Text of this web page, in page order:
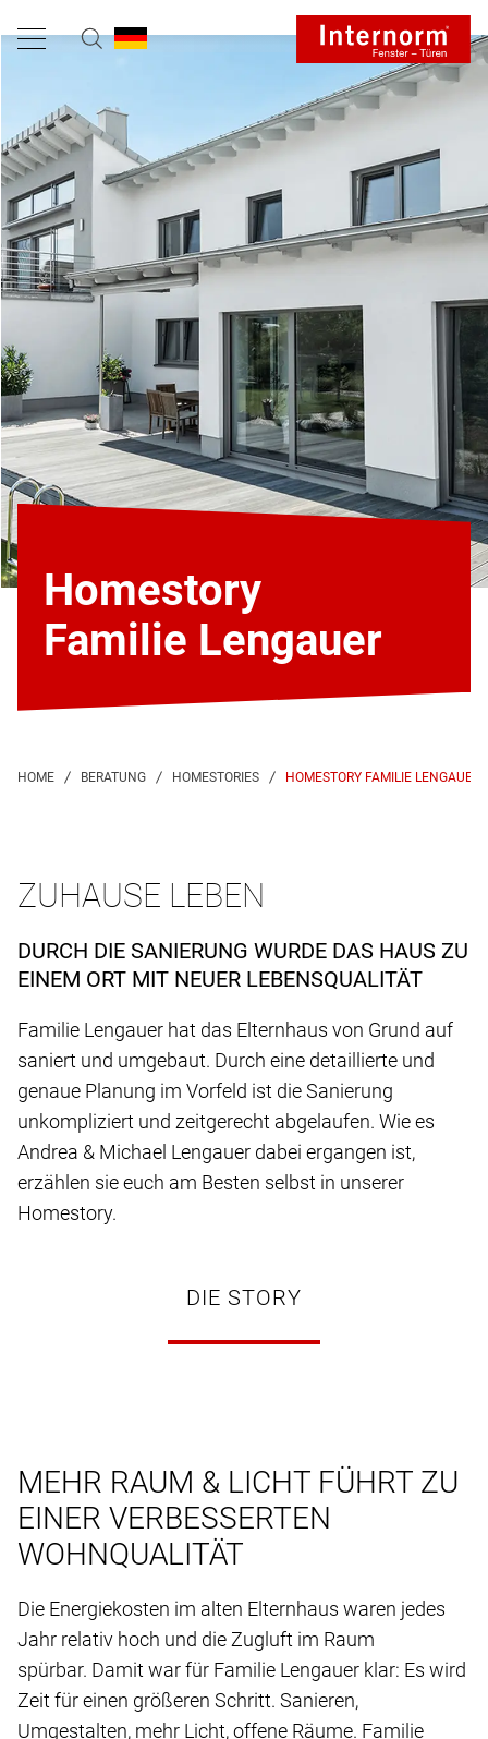
Homestory
Familie Lengauer
HOMESTORY FAMILIE LENGAUER
ZUHAUSE LEBEN
DURCH DIE SANIERUNG WURDE DAS HAUS ZU
EINEM ORT MIT NEUER LEBENSQUALITÄT
Familie Lengauer hat das Elternhaus von Grund auf
saniert und umgebaut. Durch eine detaillierte und
genaue Planung im Vorfeld ist die Sanierung
unkompliziert und zeitgerecht abgelaufen. Wie es
Andrea & Michael Lengauer dabei ergangen ist,
erzählen sie euch am Besten selbst in unserer
Homestory.
DIE STORY
MEHR RAUM & LICHT FÜHRT ZU
EINER VERBESSERTEN
WOHNQUALITÄT
Die Energiekosten im alten Elternhaus waren jedes
Jahr relativ hoch und die Zugluft im Raum
spürbar. Damit war für Familie Lengauer klar: Es wird
Zeit für einen größeren Schritt. Sanieren,
Umgestalten, mehr Licht, offene Räume. Familie